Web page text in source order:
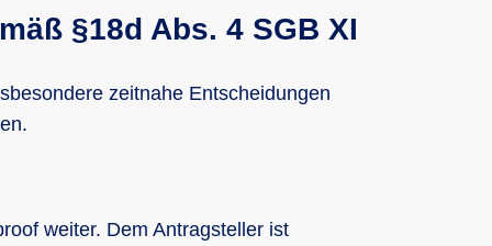
§18d Abs. 4 SGB XI
zeitnahe Entscheidungen
weiter. Dem Antragsteller ist